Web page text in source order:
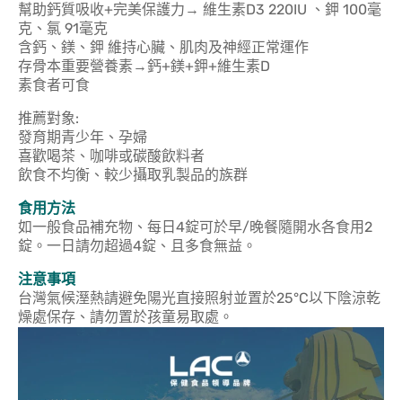
幫助鈣質吸收+完美保護力→ 維生素D3 220IU 、鉀 100毫
克、氯 91毫克
含鈣、鎂、鉀 維持心臟、肌肉及神經正常運作
存骨本重要營養素→鈣+鎂+鉀+維生素D
素食者可食
推薦對象:
發育期青少年、孕婦
喜歡喝茶、咖啡或碳酸飲料者
飲食不均衡、較少攝取乳製品的族群
食用方法
如一般食品補充物、每日4錠可於早/晚餐隨開水各食用2
錠。一日請勿超過4錠、且多食無益。
注意事項
台灣氣候溼熱請避免陽光直接照射並置於25°C以下陰涼乾
燥處保存、請勿置於孩童易取處。